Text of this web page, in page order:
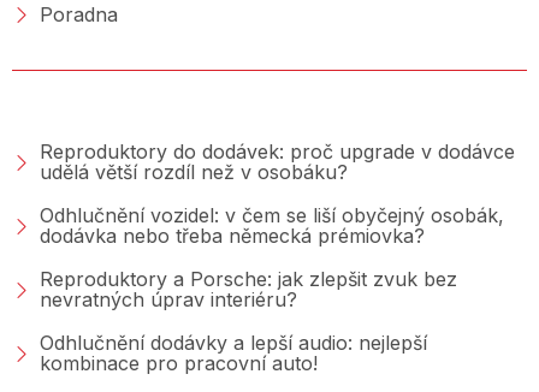
Poradna
Reproduktory do dodávek: proč upgrade v dodávce
udělá větší rozdíl než v osobáku?
Odhlučnění vozidel: v čem se liší obyčejný osobák,
dodávka nebo třeba německá prémiovka?
Reproduktory a Porsche: jak zlepšit zvuk bez
nevratných úprav interiéru?
Odhlučnění dodávky a lepší audio: nejlepší
kombinace pro pracovní auto!